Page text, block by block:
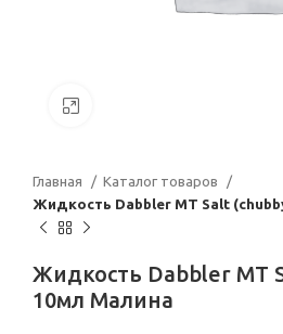
Главная
Каталог товаров
Жидкость Dabbler МТ Salt
Жидкость Dabbler МТ
10мл Малина